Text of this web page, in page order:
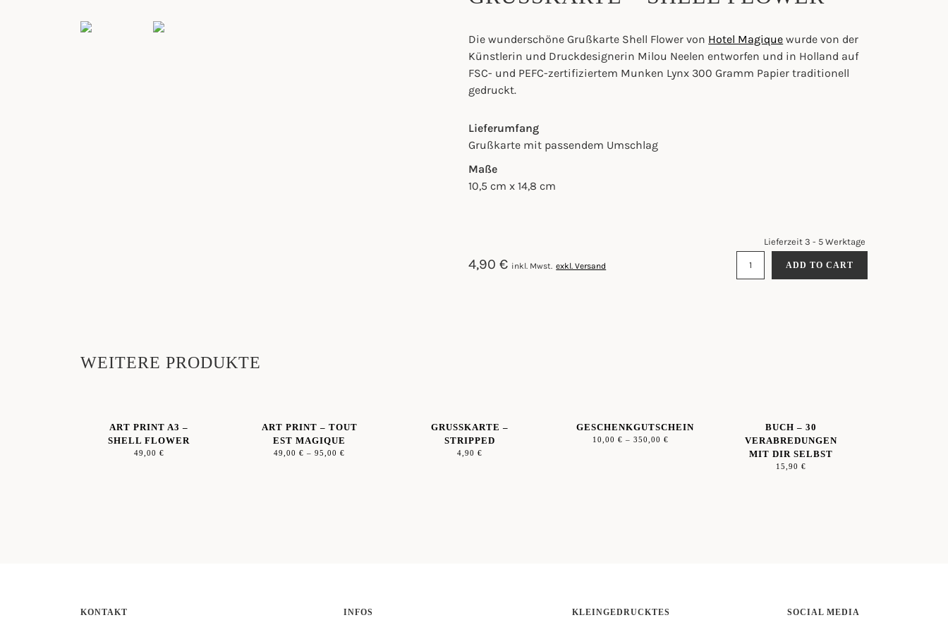
4,90€ inkl. Mwst. exkl. Versand
Lieferzeit 3 - 5 Werktage
HELL F
ADD TO CART
Die wunderschöne Grußkarte Shell Flower von Hotel Magique wurde von der
Künstlerin und Druckdesignerin Milou Neelen entworfen und in Holland auf
FSC- und PEFC-zertifiziertem Munken Lynx 300 Gramm Papier traditionell
gedruckt.
Lieferumfang
Grußkarte mit passendem Umschlag
Maße
10,5 cm x 14,8 cm
WEITERE PRODUKTE
ART PRINT A3 –
SHELL FLOWER
49,00 €
ART PRINT – TOUT
EST MAGIQUE
49,00€ –95,00€
GRUSSKARTE – S
TRIPPED
4,90€
GESCHENKGUTSCHEIN
10,00 € – 350,00 €
BUCH – 30
VERABREDUNGEN
MIT DIR SELBST
15,90 €
KONTAKT INFOS KLEINGEDRUCKTES SOCIAL MEDIA